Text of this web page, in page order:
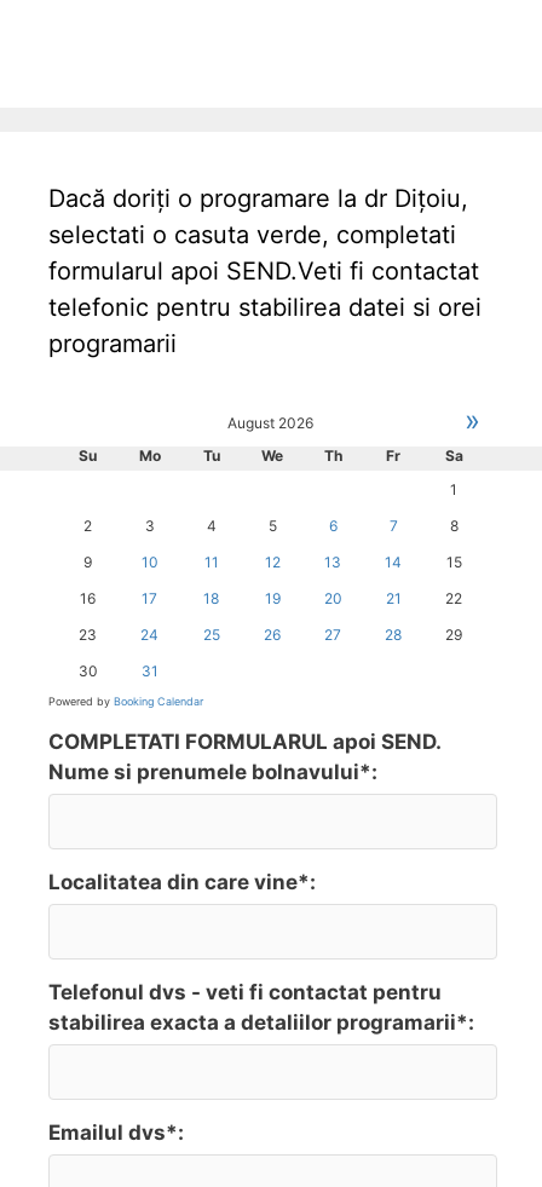
Dacă doriți o programare la dr Dițoiu,
selectati o casuta verde, completati
formularul apoi SEND.Veti fi contactat
telefonic pentru stabilirea datei si orei
programarii
»
August 2026
Su
Mo Tu We Th Fr
Sa
1
2
3 4 5 6 7
8
9
10 11 12 13 14
15
16
17 18 19 20 21
22
23
24 25 26 27 28
29
30
31
Powered by Booking Calendar
COMPLETATI FORMULARUL apoi SEND.
Nume si prenumele bolnavului*:
Localitatea din care vine*:
Telefonul dvs - veti fi contactat pentru
stabilirea exacta a detaliilor programarii*:
Emailul dvs*: